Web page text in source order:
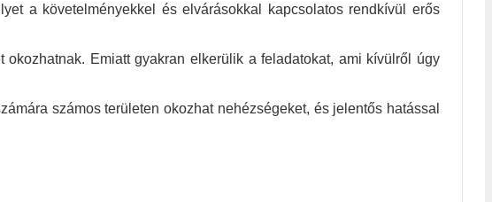
a követelményekkel és elvárásokkal kapcsolatos rendkívül erős
Emiatt gyakran elkerülik a feladatokat, ami kívülről úgy
számos területen okozhat nehézségeket, és jelentős hatással